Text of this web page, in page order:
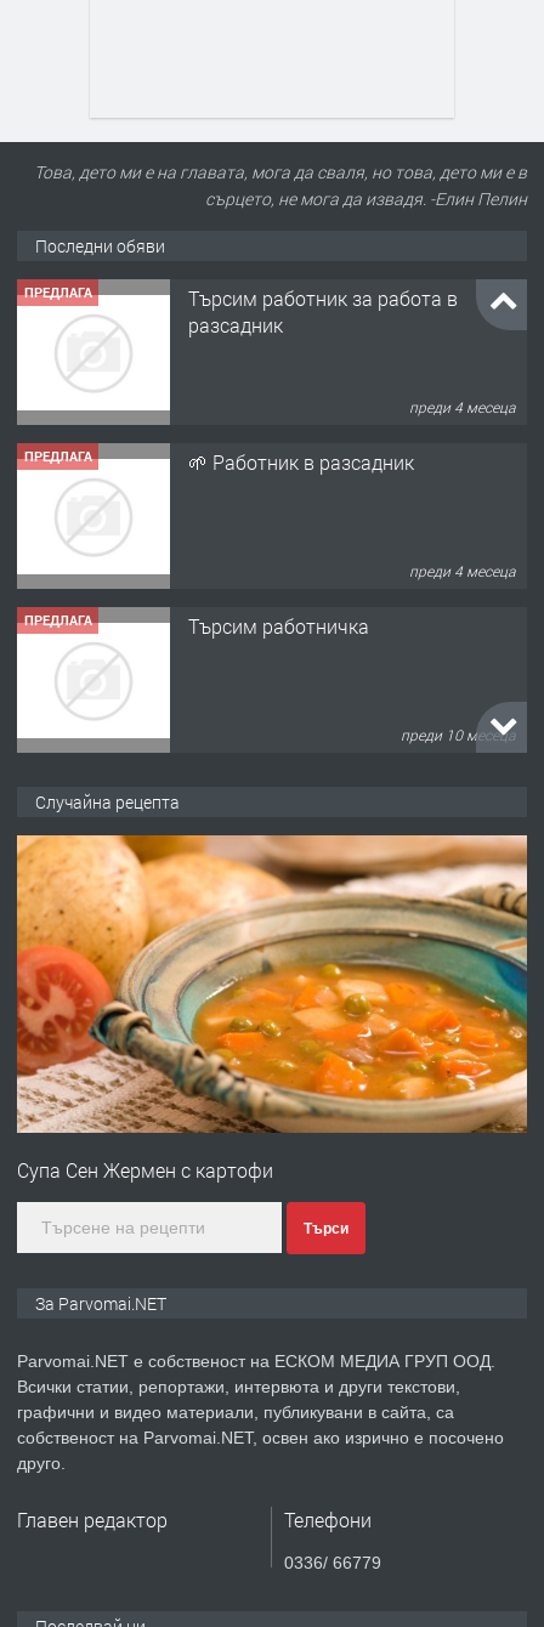
Това, дето ми е на главата, мога да сваля, но това, дето ми е в
сърцето, не мога да извадя. -Елин Пелин
Последни обяви
ПРЕДЛАГА
Търсим работник за работа в
разсадник
преди 4 месеца
ПРЕДЛАГА 🌱 Работник в разсадник
преди 4 месеца
ПРЕДЛАГА Търсим работничка
преди 10 месеца
преди 1 година
ПРЕДЛАГА Работа за общи работници
преди 1 година
ПРЕДЛАГА
Първи поход "По стъпките на Ангел
преди 1 година
ПРЕДЛАГА Уроци по Математика
Случайна рецепта
Супа Сен Жермен с картофи
Търси
За Parvomai.NET
Parvomai.NET е собственост на ЕСКОМ МЕДИА ГРУП ООД.
Всички статии, репортажи, интервюта и други текстови,
графични и видео материали, публикувани в сайта, са
собственост на Parvomai.NET, освен ако изрично е посочено
друго.
Главен редактор Телефони
0336/ 66779